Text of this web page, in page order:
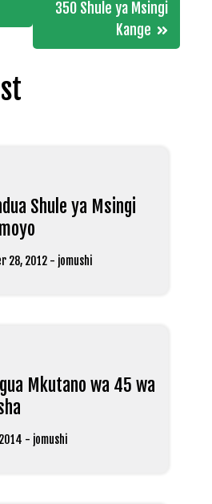
350 Shule ya Msingi
Kange
Shule ya Msingi
28, 2012 - jomushi
Mkutano wa 45 wa
- jomushi